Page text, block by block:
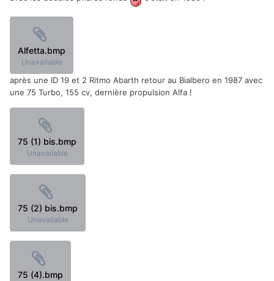
Alfetta.bmp
Unavailable
après une ID 19 et 2 Ritmo Abarth retour au Bialbero en 1987 avec
une 75 Turbo, 155 cv, dernière propulsion Alfa !
75 (1) bis.bmp
Unavailable
75 (2) bis.bmp
Unavailable
75 (4).bmp